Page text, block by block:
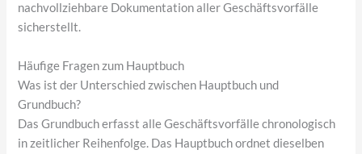
nachvollziehbare Dokumentation aller Geschäftsvorfälle
sicherstellt.
Häufige Fragen zum Hauptbuch
Was ist der Unterschied zwischen Hauptbuch und
Grundbuch?
Das Grundbuch erfasst alle Geschäftsvorfälle chronologisch
in zeitlicher Reihenfolge. Das Hauptbuch ordnet dieselben